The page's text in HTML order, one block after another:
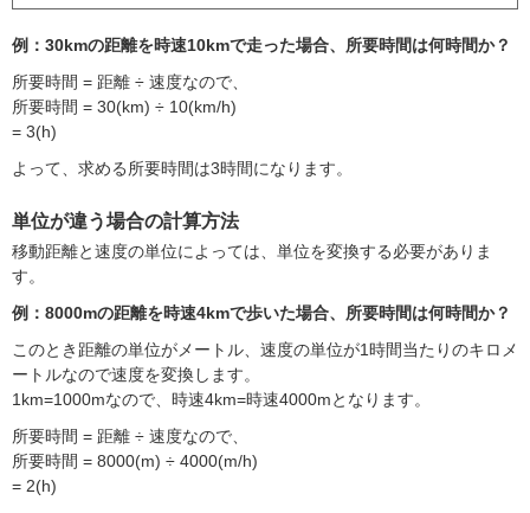
例：30kmの距離を時速10kmで走った場合、所要時間は何時間か？
所要時間 = 距離 ÷ 速度なので、
所要時間 = 30(km) ÷ 10(km/h)
= 3(h)
よって、求める所要時間は3時間になります。
単位が違う場合の計算方法
移動距離と速度の単位によっては、単位を変換する必要がありま
す。
例：8000mの距離を時速4kmで歩いた場合、所要時間は何時間か？
このとき距離の単位がメートル、速度の単位が1時間当たりのキロメ
ートルなので速度を変換します。
1km=1000mなので、時速4km=時速4000mとなります。
所要時間 = 距離 ÷ 速度なので、
所要時間 = 8000(m) ÷ 4000(m/h)
= 2(h)